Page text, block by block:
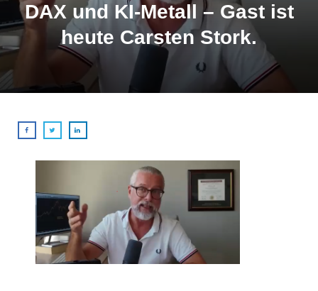
DAX und KI-Metall – Gast ist
heute Carsten Stork.